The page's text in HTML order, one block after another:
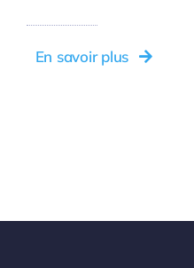
En savoir plus